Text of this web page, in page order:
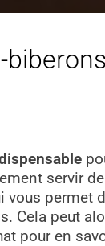
servir
permet
Cela peut
pour en